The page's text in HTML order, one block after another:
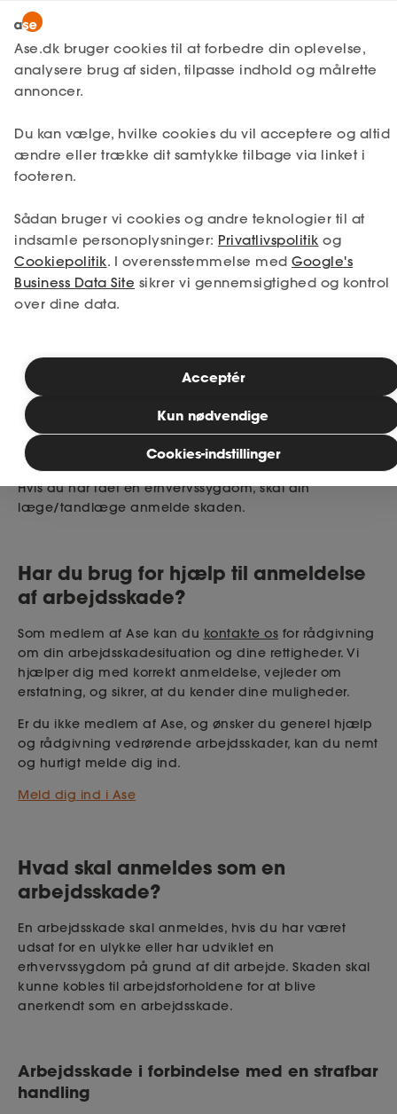
MitAse
Ase Selvstændig
Dokumenter.dk
Lønmodtager
A-kasse
Fagforening
Lønsikring
Få svar
Selvstændig
Studerende
Bliv medlem
Ase Selvstændig
Lønmodtager Få svar Sygdom Arbejdsskade
Anmeldelse af
arbejdsskade
Hvis du har fået en arbejdsskade, er det
vigtigt, at den bliver anmeldt så hurtigt som
muligt.
Publiceret: 26. januar 2026
Er der sket en arbejdsulykke, har din arbejdsgiver pligt
til at anmelde den, hvis du har været uarbejdsdygtig i
mindst én dag ud over selve skadesdagen og/eller,
der forventes ydelser efter Arbejdsskadesikringsloven.
Hvis du har fået en erhvervssygdom, skal din
læge/tandlæge anmelde skaden.
Har du brug for hjælp til anmeldelse
af arbejdsskade?
Som medlem af Ase kan du kontakte os for rådgivning
om din arbejdsskadesituation og dine rettigheder. Vi
hjælper dig med korrekt anmeldelse, vejleder om
erstatning, og sikrer, at du kender dine muligheder.
Er du ikke medlem af Ase, og ønsker du generel hjælp
og rådgivning vedrørende arbejdsskader, kan du nemt
og hurtigt melde dig ind.
Meld dig ind i Ase
Hvad skal anmeldes som en
arbejdsskade?
En arbejdsskade skal anmeldes, hvis du har været
udsat for en ulykke eller har udviklet en
erhvervssygdom på grund af dit arbejde. Skaden skal
kunne kobles til arbejdsforholdene for at blive
anerkendt som en arbejdsskade.
Arbejdsskade i forbindelse med en strafbar
handling
Ase.dk bruger cookies til at forbedre din oplevelse,
analysere brug af siden, tilpasse indhold og målrette
annoncer.
Du kan vælge, hvilke cookies du vil acceptere og altid
ændre eller trække dit samtykke tilbage via linket i
footeren.
Sådan bruger vi cookies og andre teknologier til at
indsamle personoplysninger: Privatlivspolitik og
Cookiepolitik. I overensstemmelse med Google's
Business Data Site sikrer vi gennemsigtighed og kontrol
over dine data.
Cookies-indstillinger
Kun nødvendige
Acceptér